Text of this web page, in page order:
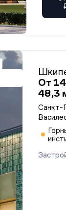
От
48,3
Санкт-